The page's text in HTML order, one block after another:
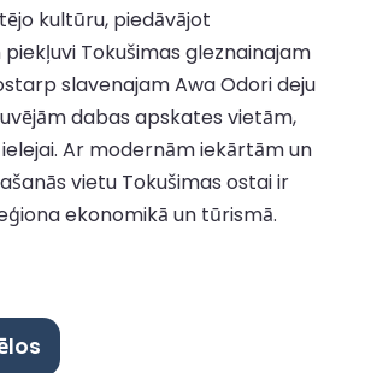
kultūru, piedāvājot
Tokušimas gleznainajam
slavenajam Awa Odori deju
dabas apskates vietām,
Ar modernām iekārtām un
vietu Tokušimas ostai ir
ekonomikā un tūrismā.